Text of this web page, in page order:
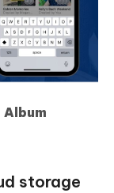
Album
storage